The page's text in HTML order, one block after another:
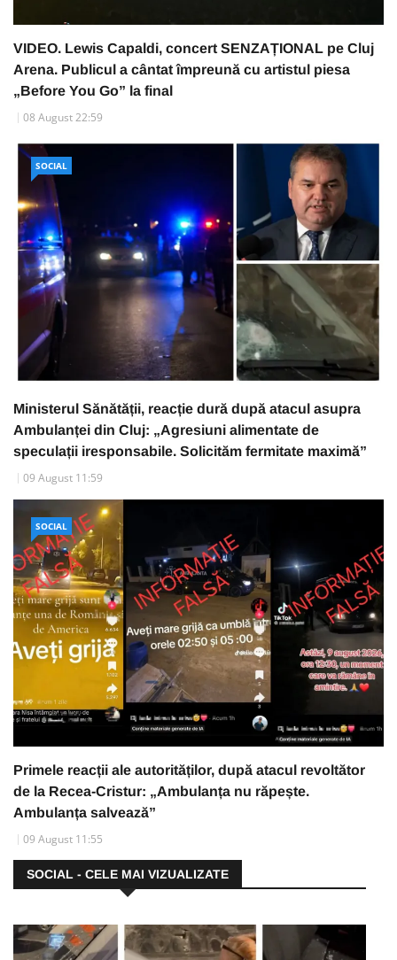
VIDEO. Lewis Capaldi, concert SENZAȚIONAL pe Cluj
Arena. Publicul a cântat împreună cu artistul piesa
„Before You Go” la final
08 August 22:59
SOCIAL
Ministerul Sănătății, reacție dură după atacul asupra
Ambulanței din Cluj: „Agresiuni alimentate de
speculații iresponsabile. Solicităm fermitate maximă”
09 August 11:59
SOCIAL
Primele reacții ale autorităților, după atacul revoltător
de la Recea-Cristur: „Ambulanța nu răpește.
Ambulanța salvează”
09 August 11:55
SOCIAL - CELE MAI VIZUALIZATE